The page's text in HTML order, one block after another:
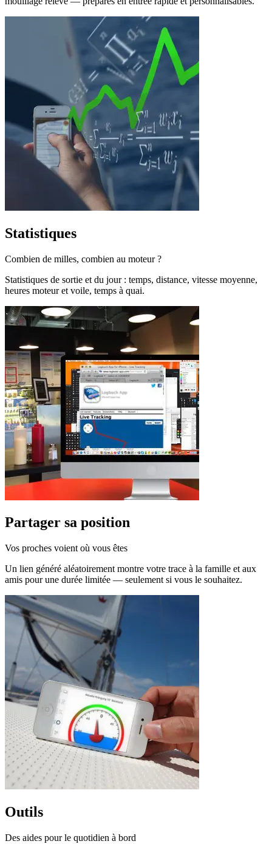
Statistiques
Combien de milles, combien au moteur ?
Statistiques de sortie et du jour : temps, distance, vitesse moyenne,
heures moteur et voile, temps à quai.
Partager sa position
Vos proches voient où vous êtes
Un lien généré aléatoirement montre votre trace à la famille et aux
amis pour une durée limitée — seulement si vous le souhaitez.
Outils
Des aides pour le quotidien à bord